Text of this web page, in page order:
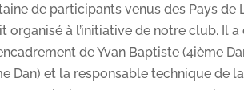
de participants venus des Pays de
organisé à l’initiative de notre club. Il
de Yvan Baptiste (4ième
Dan) et la responsable technique